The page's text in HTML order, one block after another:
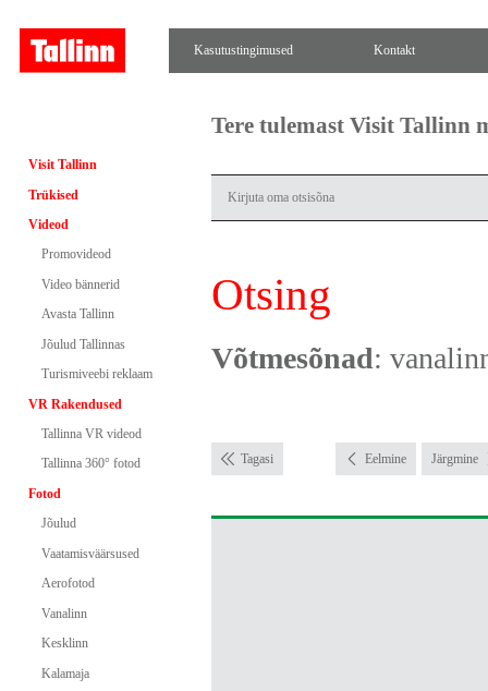
Kasutustingimused Kontakt
Visit Tallinn
Trükised
Videod
Promovideod
Video bännerid
Avasta Tallinn
Jõulud Tallinnas
Turismiveebi reklaam
VR Rakendused
Tallinna VR videod
Tallinna 360° fotod
Fotod
Jõulud
Vaatamisväärsused
Aerofotod
Vanalinn
Kesklinn
Kalamaja
Tere tulemast Visit Tallinn
Otsing
Võtmesõnad:
Tagasi Eelmine Järgmine